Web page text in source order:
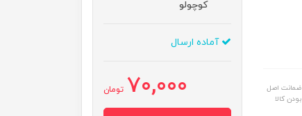
ضمانت اصل
بودن کالا
کوچولو
آماده ارسال
70,000 تومان